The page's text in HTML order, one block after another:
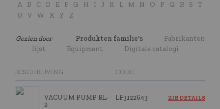
A B C D E F G H I J K L M N O P Q R S
T
U
V W X Y Z
Gezien door Produkten familie's
Fabrikanten
lijst
Equipment Digitale catalogi
BESCHRIJVING CODE
VACUUM PUMP RL-
2
LF3122643 ZIE DETAILS